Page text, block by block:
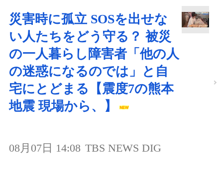
災害時に孤立 SOSを出せな
い人たちをどう守る？ 被災
の一人暮らし障害者「他の人
の迷惑になるのでは」と自
宅にとどまる【震度7の熊本
地震 現場から、】
08月07日 14:08 TBS NEWS DIG